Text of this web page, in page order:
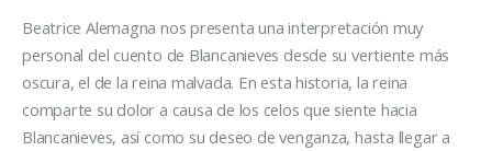
Beatrice Alemagna nos presenta una interpretación muy
personal del cuento de Blancanieves desde su vertiente más
oscura, el de la reina malvada. En esta historia, la reina
comparte su dolor a causa de los celos que siente hacia
Blancanieves, así como su deseo de venganza, hasta llegar a